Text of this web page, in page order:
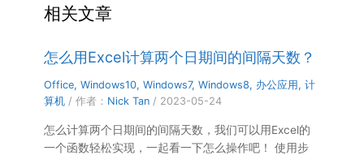
相关文章
怎么用Excel计算两个日期间的间隔天数？
Office,Windows10,Windows7,Windows8, 办公应用 ,计
算机 / 作者： Nick Tan / 2023-05-24
怎么计算两个日期间的间隔天数，我们可以用Excel的
一个函数轻松实现，一起看一下怎么操作吧！ 使用步